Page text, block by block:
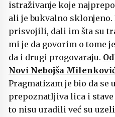
istraživanje koje
ali je bukvalno sklonjeno.
prisvojili, dali im šta su
mi je da govorim o tome
da i drugi progovaraju.
Novi Nebojša
Pragmatizam je bio da se
prepoznatljiva lica i
to nisu uradili već su